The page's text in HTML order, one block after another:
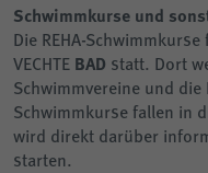
Schwimmkurse und
Die REHA-
VECHTE BAD statt. Dort
Schwimmvereine und
Schwimmkurse fallen in
wird direkt darüber
starten.